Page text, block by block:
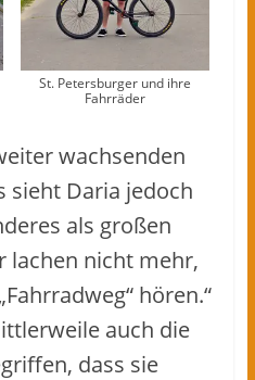
St. Petersburger und ihre
Fahrräder
wachsenden
sieht Daria jedoch
als großen
lachen nicht mehr,
hören.“
auch die
dass sie